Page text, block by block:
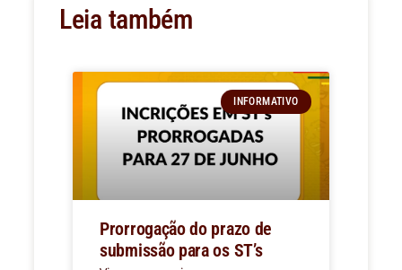
Leia também
INFORMATIVO
Prorrogação do prazo de
submissão para os ST’s